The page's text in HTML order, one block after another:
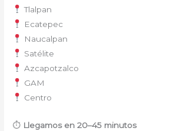
Tlalpan
Ecatepec
Naucalpan
Satélite
Azcapotzalco
GAM
Centro
⏱ Llegamos en 20–45 minutos